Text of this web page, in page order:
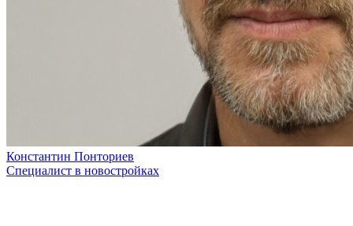
Константин Понториев
Специалист в новостройках